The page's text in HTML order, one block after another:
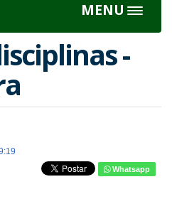
MENU
Toggle
-
Whatsapp